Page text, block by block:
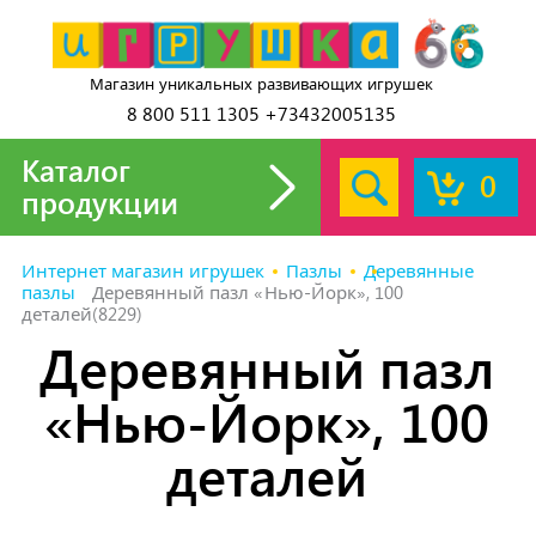
Магазин уникальных развивающих игрушек
8 800 511 1305 +73432005135
0
Каталог
продукции
Интернет магазин игрушек Пазлы
Деревянные
пазлы
Деревянный пазл «Нью-Йорк», 100
деталей(8229)
Деревянный пазл
«Нью-Йорк», 100
деталей